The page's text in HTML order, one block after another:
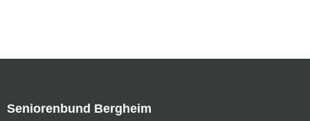
Seniorenbund Bergheim